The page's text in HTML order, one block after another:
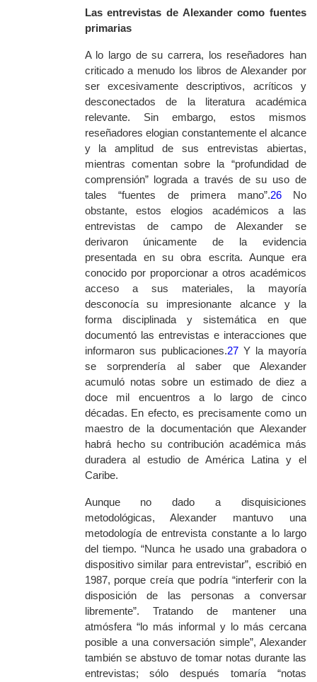
Las entrevistas de Alexander como fuentes
primarias
A lo largo de su carrera, los reseñadores han
criticado a menudo los libros de Alexander por
ser excesivamente descriptivos, acríticos y
desconectados de la literatura académica
relevante. Sin embargo, estos mismos
reseñadores elogian constantemente el alcance
y la amplitud de sus entrevistas abiertas,
mientras comentan sobre la “profundidad de
comprensión” lograda a través de su uso de
tales “fuentes de primera mano”.26No
obstante, estos elogios académicos a las
entrevistas de campo de Alexander se
derivaron únicamente de la evidencia
presentada en su obra escrita. Aunque era
conocido por proporcionar a otros académicos
acceso a sus materiales, la mayoría
desconocía su impresionante alcance y la
forma disciplinada y sistemática en que
documentó las entrevistas e interacciones que
informaron sus publicaciones.27Y la mayoría
se sorprendería al saber que Alexander
acumuló notas sobre un estimado de diez a
doce mil encuentros a lo largo de cinco
décadas. En efecto, es precisamente como un
maestro de la documentación que Alexander
habrá hecho su contribución académica más
duradera al estudio de América Latina y el
Caribe.
Aunque no dado a disquisiciones
metodológicas, Alexander mantuvo una
metodología de entrevista constante a lo largo
del tiempo. “Nunca he usado una grabadora o
dispositivo similar para entrevistar”, escribió en
1987, porque creía que podría “interferir con la
disposición de las personas a conversar
libremente”. Tratando de mantener una
atmósfera “lo más informal y lo más cercana
posible a una conversación simple”, Alexander
también se abstuvo de tomar notas durante las
entrevistas; sólo después tomaría “notas